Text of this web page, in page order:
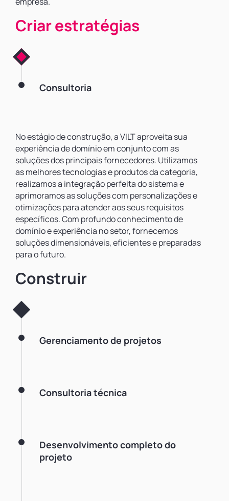
Criar estratégias
Consultoria
No estágio de construção, a VILT aproveita sua
experiência de domínio em conjunto com as
soluções dos principais fornecedores. Utilizamos
as melhores tecnologias e produtos da categoria,
realizamos a integração perfeita do sistema e
aprimoramos as soluções com personalizações e
otimizações para atender aos seus requisitos
específicos. Com profundo conhecimento de
domínio e experiência no setor, fornecemos
soluções dimensionáveis, eficientes e preparadas
para o futuro.
Construir
Gerenciamento de projetos
Consultoria técnica
Desenvolvimento completo do
projeto